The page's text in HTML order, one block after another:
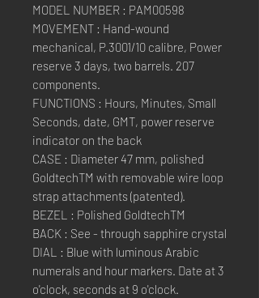
MODEL NUMBER : PAM00598
MOVEMENT : Hand-wound
mechanical, P.3001/10 calibre, Power
reserve 3 days, two barrels. 207
components.
FUNCTIONS : Hours, Minutes, Small
Seconds, date, GMT, power reserve
indicator on the back
CASE : Diameter 47 mm, polished
GoldtechTM with removable wire loop
strap attachments (patented).
BEZEL : Polished GoldtechTM
BACK : See - through sapphire crystal
DIAL : Blue with luminous Arabic
numerals and hour markers. Date at 3
o'clock, seconds at 9 o'clock.